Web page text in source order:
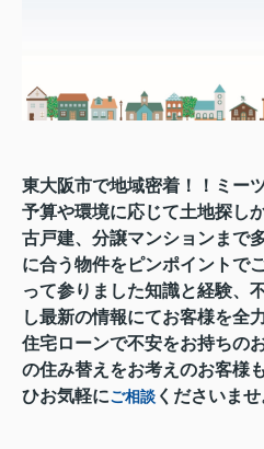
東大阪市で地域密着！！ミー
予算や環境に応じて土地探し
古戸建、分譲マンションまで
に合う物件をピンポイントで
って参りました知識と経験、
し最新の情報にてお客様を全
住宅ローンで不安をお持ちの
の住み替えをお考えのお客様
ひお気軽にご相談 くださいませ